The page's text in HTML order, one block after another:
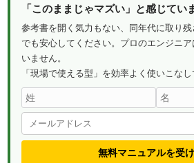
「このままじゃマズい」と感じてい
参考書を開く気力もない、同年代に取り
でも安心してください。プロのエンジニ
いません。
「現場で使える型」を効率よく使いこなし
無料マニュアルを受